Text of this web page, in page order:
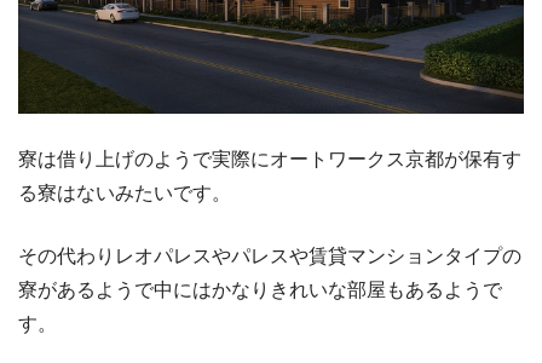
寮は借り上げのようで実際にオートワークス京都が保有す
る寮はないみたいです。
その代わりレオパレスやパレスや賃貸マンションタイプの
寮があるようで中にはかなりきれいな部屋もあるようで
す。